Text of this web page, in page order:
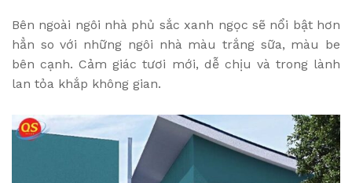
Bên ngoài ngôi nhà phủ sắc xanh ngọc sẽ nổi bật hơn
hẳn so với những ngôi nhà màu trắng sữa, màu be
bên cạnh. Cảm giác tươi mới, dễ chịu và trong lành
lan tỏa khắp không gian.